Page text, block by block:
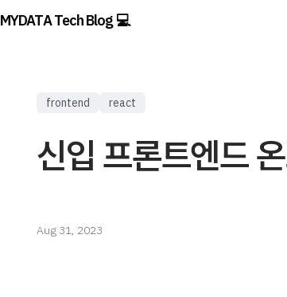
MYDATA Tech Blog 💻
frontend react
신입 프론트엔드
Aug 31, 2023